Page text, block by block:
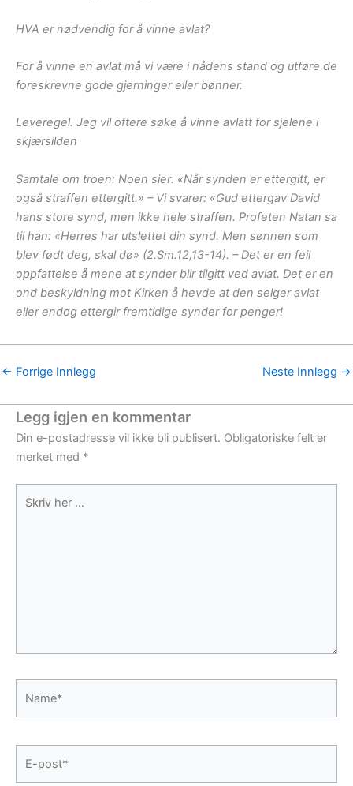
HVA er nødvendig for å vinne avlat?
For å vinne en avlat må vi være i nådens stand og utføre de
foreskrevne gode gjerninger eller bønner.
Leveregel. Jeg vil oftere søke å vinne avlatt for sjelene i
skjærsilden
Samtale om troen: Noen sier: «Når synden er ettergitt, er
også straffen ettergitt.» – Vi svarer: «Gud ettergav David
hans store synd, men ikke hele straffen. Profeten Natan sa
til han: «Herres har utslettet din synd. Men sønnen som
blev født deg, skal dø» (2.Sm.12,13-14). – Det er en feil
oppfattelse å mene at synder blir tilgitt ved avlat. Det er en
ond beskyldning mot Kirken å hevde at den selger avlat
eller endog ettergir fremtidige synder for penger!
← Forrige Innlegg Neste Innlegg →
Legg igjen en kommentar
Din e-postadresse vil ikke bli publisert. Obligatoriske felt er
merket med *
her
post*